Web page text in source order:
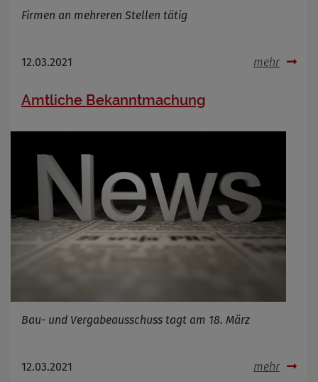
Firmen an mehreren Stellen tätig
12.03.2021 mehr
Amtliche Bekanntmachung
Bau- und Vergabeausschuss tagt am 18. März
12.03.2021 mehr